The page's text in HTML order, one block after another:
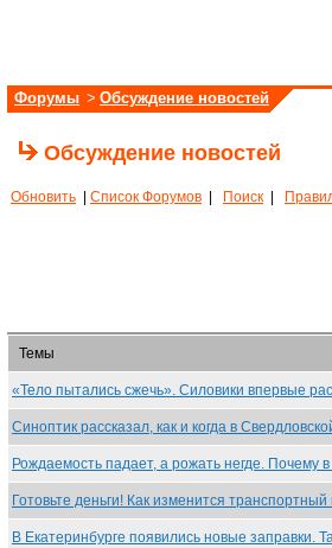
Форумы > Обсуждение новостей
Обсуждение новостей
Обновить Список Форумов Поиск
Темы
«Тело пытались сжечь». Силовики впервые
Синоптик рассказал, как и когда в
Рождаемость падает, а рожать негде. Почему
Готовьте деньги! Как изменится
В Екатеринбурге появились новые заправки.